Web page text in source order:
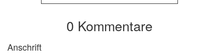
0 Kommentare
Anschrift